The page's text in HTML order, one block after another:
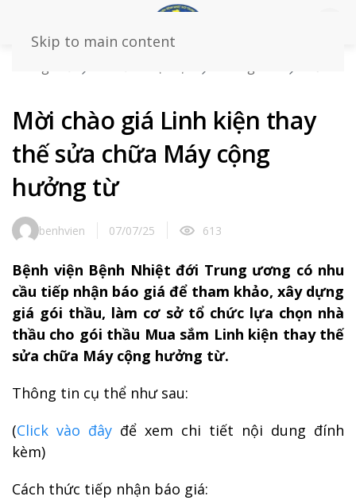
Skip to main content
Mời chào giá Linh kiện thay
thế sửa chữa Máy cộng
hưởng từ
benhvien 07/07/25 613
Bệnh viện Bệnh Nhiệt đới Trung ương có nhu
cầu tiếp nhận báo giá để tham khảo, xây dựng
giá gói thầu, làm cơ sở tổ chức lựa chọn nhà
thầu cho gói thầu Mua sắm Linh kiện thay thế
sửa chữa Máy cộng hưởng từ.
Thông tin cụ thể như sau:
(Click vào đây để xem chi tiết nội dung đính
kèm)
Cách thức tiếp nhận báo giá: